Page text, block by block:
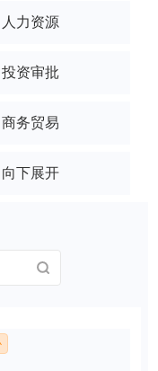
人力资源
投资审批
商务贸易
向下展开